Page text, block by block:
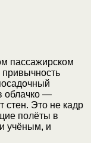
пассажирском
привычность
облачко —
стен. Это не кадр
полёты в
учёным, и